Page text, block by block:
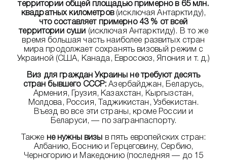
территории общей площадью примерно в 65 млн.
квадратных километров(исключая Антарктиду),
что составляет примерно 43 % от всей
территории суши (исключая Антарктиду). В то же
время большая часть наиболее развитых стран
мира продолжает сохранять визовый режим с
Украиной (США, Канада, Евросоюз, Япония и т. д.)
Виз для граждан Украины не требуют десять
стран бывшего СССР: Азербайджан, Беларусь,
Армения, Грузия, Казахстан, Кыргызстан,
Молдова, Россия, Таджикистан, Узбекистан.
Въезд во все эти страны, кроме России и
Беларуси, — по загранпаспорту.
Также не нужны визы
в пять европейских стран:
Албанию, Боснию и Герцеговину, Сербию,
Черногорию и Македонию (последняя — до 15